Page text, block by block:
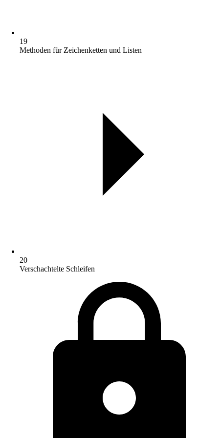
19
Methoden für Zeichenketten und Listen
20
Verschachtelte Schleifen